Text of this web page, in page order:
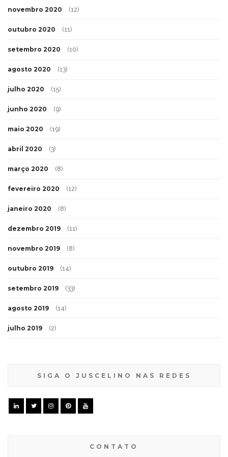
novembro 2020 (12)
outubro 2020 (11)
setembro 2020 (10)
agosto 2020 (13)
julho 2020 (15)
junho 2020 (9)
maio 2020 (19)
abril 2020 (3)
março 2020 (8)
fevereiro 2020 (12)
janeiro 2020 (8)
dezembro 2019 (11)
novembro 2019 (8)
outubro 2019 (14)
setembro 2019 (33)
agosto 2019 (14)
julho 2019 (2)
SIGA O JUSCELINO NAS REDES
CONTATO